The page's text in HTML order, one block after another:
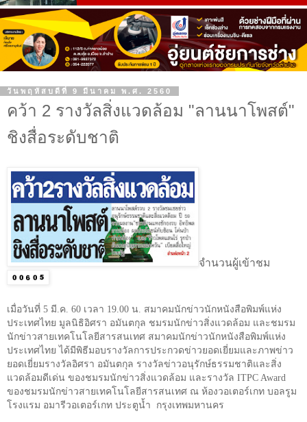
วันพฤหัสบดีที่ 9 มีนาคม พ.ศ. 2560
คว้า 2 รางวัลสิ่งแวดล้อม "ลานนาโพสต์"
ชิงสื่อระดับชาติ
จำนวนผู้เข้าชม
เมื่อวันที่ 5 มี.ค. 60 เวลา 19.00 น. สมาคมนักข่าวนักหนังสือพิมพ์แห่ง
ประเทศไทย มูลนิธิอิศรา อมันตกุล ชมรมนักข่าวสิ่งแวดล้อม และชมรม
นักข่าวสายเทคโนโลยีสารสนเทศ สมาคมนักข่าวนักหนังสือพิมพ์แห่ง
ประเทศไทย ได้มีพิธีมอบรางวัลการประกวดข่าวยอดเยี่ยมและภาพข่าว
ยอดเยี่ยมรางวัลอิศรา อมันตกุล รางวัลข่าวอนุรักษ์ธรรมชาติและสิ่ง
แวดล้อมดีเด่น ของชมรมนักข่าวสิ่งแวดล้อม และรางวัล ITPC Award
ของชมรมนักข่าวสายเทคโนโลยีสารสนเทศ ณ ห้องวอเตอร์เกท บอลรูม
โรงแรม อมารีวอเตอร์เกท ประตูน้ำ กรุงเทพมหานคร